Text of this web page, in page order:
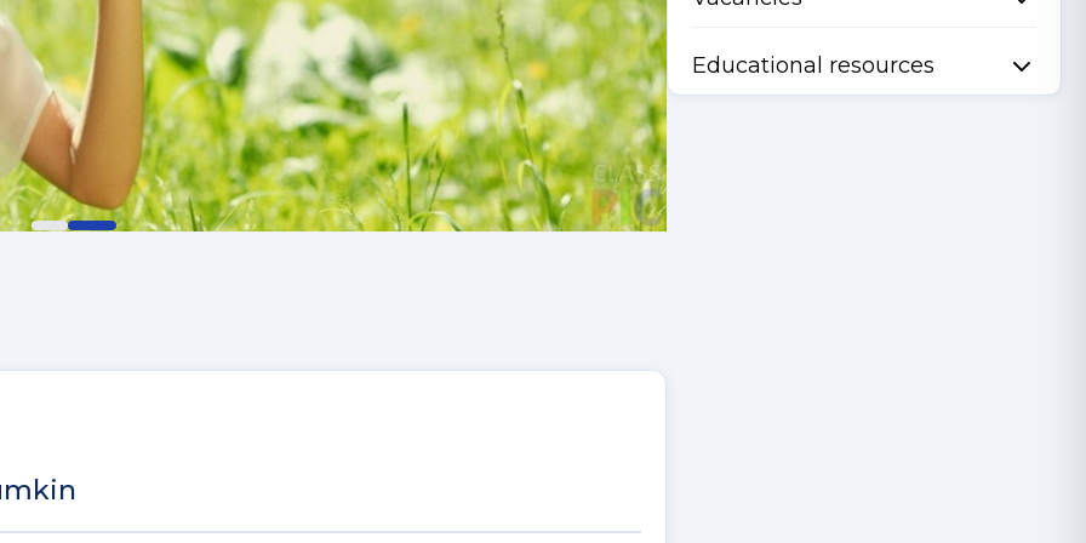
Educational resources